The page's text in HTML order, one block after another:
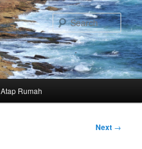
Atap Rumah
Next →